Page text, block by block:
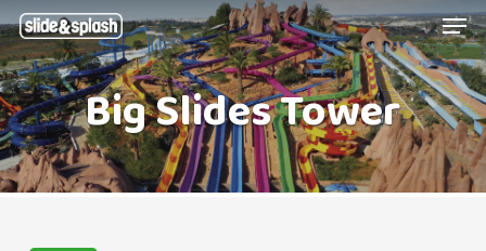
Skip
to
main
content
Big Slides Tower
Menu